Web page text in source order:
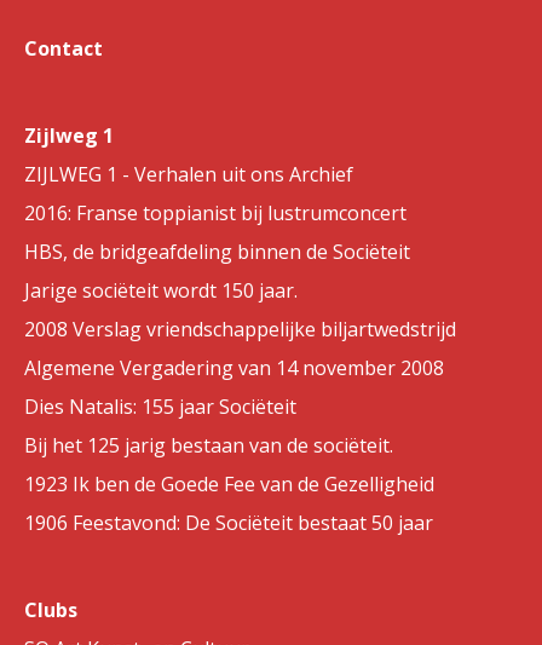
Contact
Zijlweg 1
ZIJLWEG 1 - Verhalen uit ons Archief
2016: Franse toppianist bij lustrumconcert
HBS, de bridgeafdeling binnen de Sociëteit
Jarige sociëteit wordt 150 jaar.
2008 Verslag vriendschappelijke biljartwedstrijd
Algemene Vergadering van 14 november 2008
Dies Natalis: 155 jaar Sociëteit
Bij het 125 jarig bestaan van de sociëteit.
1923 Ik ben de Goede Fee van de Gezelligheid
1906 Feestavond: De Sociëteit bestaat 50 jaar
Clubs